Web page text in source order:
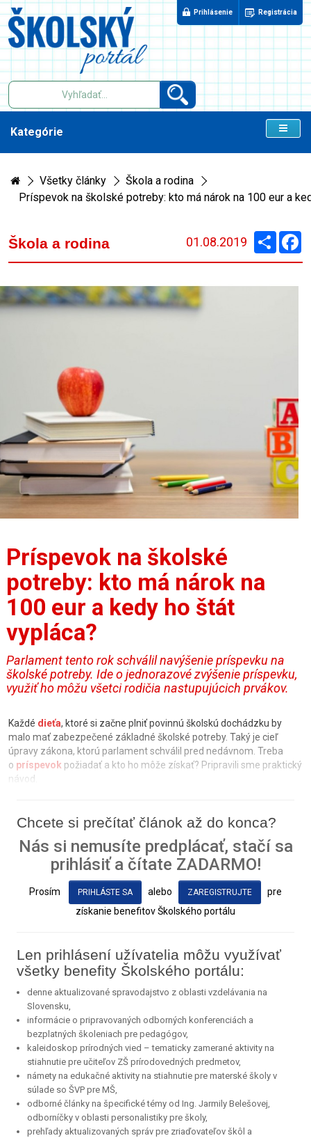
Prihlásenie Registrácia
Kategórie
Všetky články
Škola a rodina
Príspevok na školské potreby: kto má nárok na 100 eur a
Škola a rodina 01.08.2019 Zdieľaj
Príspevok na školské
potreby: kto má nárok na
100 eur a kedy ho štát
vypláca?
Parlament tento rok schválil navýšenie príspevku na
školské potreby. Ide o jednorazové zvýšenie príspevku,
využiť ho môžu všetci rodičia nastupujúcich prvákov.
Každé dieťa, ktoré si začne plniť povinnú školskú dochádzku by
malo mať zabezpečené základné školské potreby. Taký je cieľ
úpravy zákona, ktorú parlament schválil pred nedávnom. Treba
o príspevok požiadať a kto ho môže získať? Pripravili sme praktický
návod.
Chcete si prečítať článok až do konca?
Nás si nemusíte predplácať, stačí sa
prihlásiť a čítate ZADARMO!
Prosím PRIHLÁSTE SA alebo ZAREGISTRUJTE
pre
získanie benefitov Školského portálu
Len prihlásení užívatelia môžu využívať
všetky benefity Školského portálu:
denne aktualizované spravodajstvo z oblasti vzdelávania na
Slovensku,
informácie o pripravovaných odborných konferenciách a
bezplatných školeniach pre pedagógov,
kaleidoskop prírodných vied – tematicky zamerané aktivity na
stiahnutie pre učiteľov ZŠ prírodovedných predmetov,
námety na edukačné aktivity na stiahnutie pre materské školy v
súlade so ŠVP pre MŠ,
odborné články na špecifické témy od Ing. Jarmily Belešovej,
odborníčky v oblasti personalistiky pre školy,
prehľady aktualizovaných správ pre zriaďovateľov škôl a